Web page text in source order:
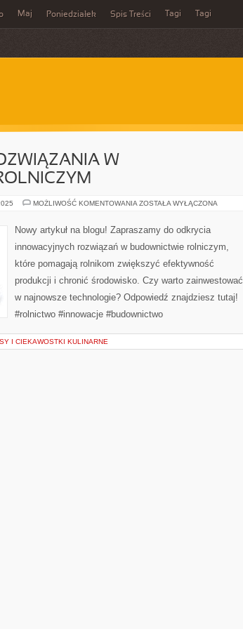
Maj Poniedziałek Spis Treści Tagi Tagi
W
MOŻLIWOŚĆ KOMENTOWANIA INNOWACYJNE
BUDOWNICTWIE
ROLNICZYM
ZOSTAŁA WYŁĄCZONA
Nowy artykuł na blogu! Zapraszamy do odkrycia
innowacyjnych rozwiązań w budownictwie rolniczym,
które pomagają rolnikom zwiększyć efektywność
produkcji i chronić środowisko. Czy warto zainwestować
w najnowsze technologie? Odpowiedź znajdziesz tutaj!
#rolnictwo #innowacje #budownictwo
I CIEKAWOSTKI KULINARNE